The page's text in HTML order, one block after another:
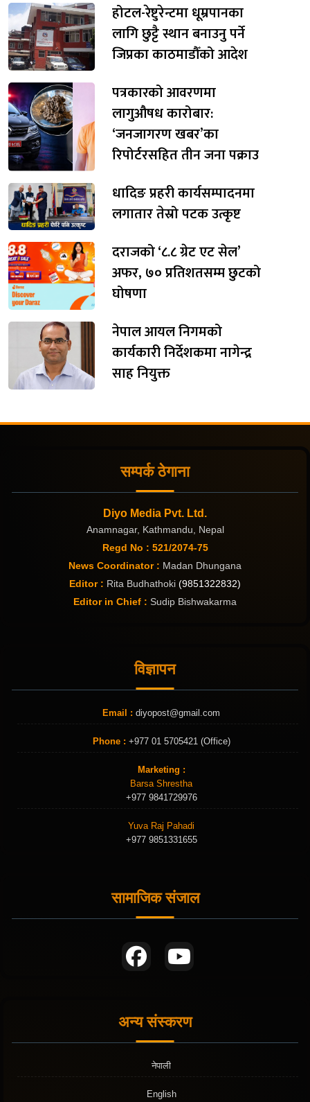
होटल-रेष्टुरेन्टमा धूम्रपानका
लागि छुट्टै स्थान बनाउनु पर्ने
जिप्रका काठमाडौँको आदेश
पत्रकारको आवरणमा
लागुऔषध कारोबार:
‘जनजागरण खबर’का
रिपोर्टरसहित तीन जना पक्राउ
धादिङ प्रहरी कार्यसम्पादनमा
लगातार तेस्रो पटक उत्कृष्ट
दराजको ‘८.८ ग्रेट एट सेल’
अफर, ७० प्रतिशतसम्म छुटको
घोषणा
नेपाल आयल निगमको
कार्यकारी निर्देशकमा नागेन्द्र
साह नियुक्त
सम्पर्क ठेगाना
Diyo Media Pvt. Ltd.
Anamnagar, Kathmandu, Nepal
Regd No : 521/2074-75
News Coordinator : Madan Dhungana
Editor : Rita Budhathoki (9851322832)
Editor in Chief : Sudip Bishwakarma
विज्ञापन
Email : diyopost@gmail.com
Phone : +977 01 5705421 (Office)
Marketing :
Barsa Shrestha
+977 9841729976
Yuva Raj Pahadi
+977 9851331655
सामाजिक संजाल
अन्य संस्करण
नेपाली
English